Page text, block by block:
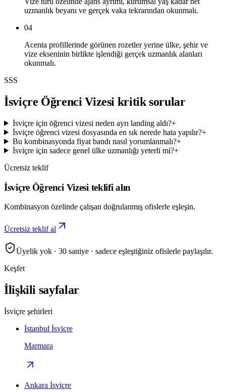
uzmanlık beyanı ve gerçek vaka tekrarından okunmalı.
04
Acenta profillerinde görünen rozetler yerine ülke, şehir ve
vize ekseninin birlikte işlendiği gerçek uzmanlık alanları
okunmalı.
SSS
İsviçre Öğrenci Vizesi kritik sorular
İsviçre için öğrenci vizesi neden ayrı landing aldı?+
İsviçre öğrenci vizesi dosyasında en sık nerede hata yapılır?+
Bu kombinasyonda fiyat bandı nasıl yorumlanmalı?+
İsviçre için sadece genel ülke uzmanlığı yeterli mi?+
Ücretsiz teklif
İsviçre Öğrenci Vizesi teklifi alın
Kombinasyon özelinde çalışan doğrulanmış ofislerle eşleşin.
Ücretsiz teklif al
Üyelik yok · 30 saniye · sadece eşleştiğiniz ofislerle paylaşılır.
Keşfet
İlişkili sayfalar
İsviçre şehirleri
İstanbul İsviçre
Marmara
Ankara İsviçre